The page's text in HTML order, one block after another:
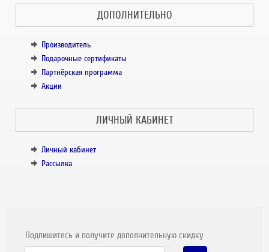
ДОПОЛНИТЕЛЬНО
Производитель
Подарочные сертификаты
Партнёрская программа
Акции
ЛИЧНЫЙ КАБИНЕТ
Личный кабинет
Рассылка
Подпишитесь и получите дополнительную скидку